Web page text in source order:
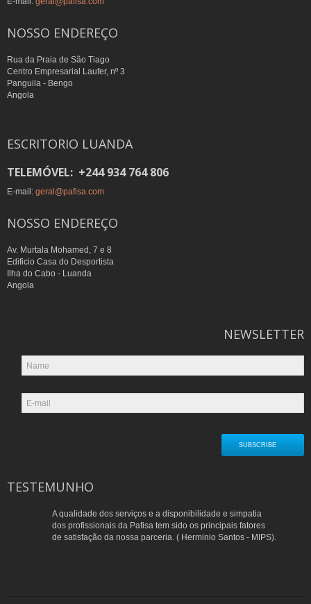
NOSSO ENDEREÇO
Rua da Praia de São Tiago
Centro Empresarial Laufer, nº 3
Panguila - Bengo
Angola
ESCRITORIO LUANDA
TELEMÓVEL: +244 934 764 806
E-mail: geral@pafisa.com
NOSSO ENDEREÇO
Av. Murtala Mohamed, 7 e 8
Edificio Casa do Desportista
Ilha do Cabo - Luanda
Angola
NEWSLETTER
TESTEMUNHO
A qualidade dos serviços e a disponibilidade e simpatia
dos profissionais da Pafisa tem sido os principais fatores
de satisfação da nossa parceria. ( Herminio Santos - MIPS).